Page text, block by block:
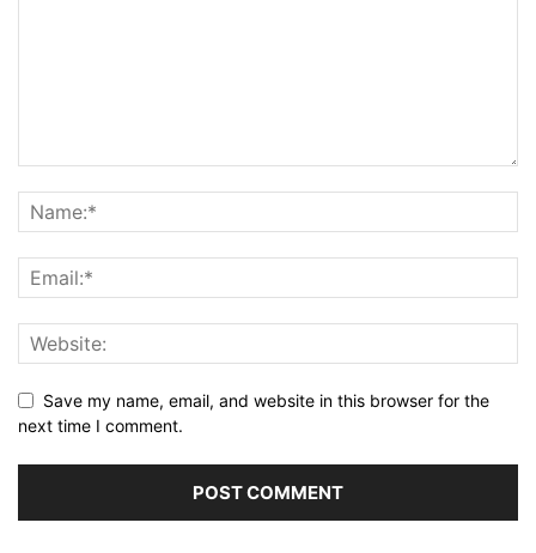
Save my name, email, and website in this browser for the
next time I comment.